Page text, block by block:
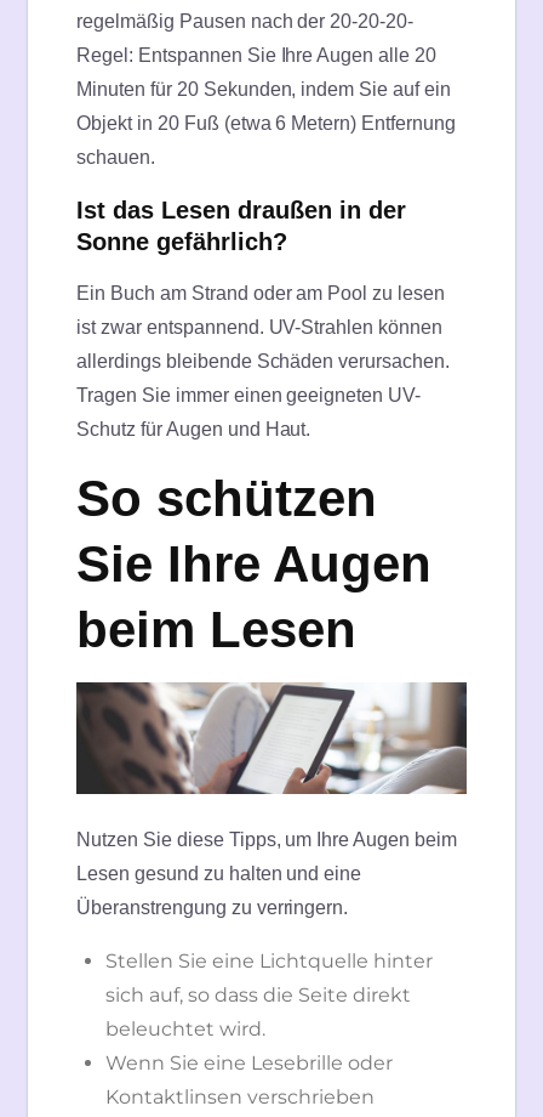
regelmäßig Pausen nach der 20-20-20-
Regel: Entspannen Sie Ihre Augen alle 20
Minuten für 20 Sekunden, indem Sie auf ein
Objekt in 20 Fuß (etwa 6 Metern) Entfernung
schauen.
Ist das Lesen draußen in der
Sonne gefährlich?
Ein Buch am Strand oder am Pool zu lesen
ist zwar entspannend. UV-Strahlen können
allerdings bleibende Schäden verursachen.
Tragen Sie immer einen geeigneten UV-
Schutz für Augen und Haut.
So schützen
Sie Ihre Augen
beim Lesen
Nutzen Sie diese Tipps, um Ihre Augen beim
Lesen gesund zu halten und eine
Überanstrengung zu verringern.
Stellen Sie eine Lichtquelle hinter
sich auf, so dass die Seite direkt
beleuchtet wird.
Wenn Sie eine Lesebrille oder
Kontaktlinsen verschrieben